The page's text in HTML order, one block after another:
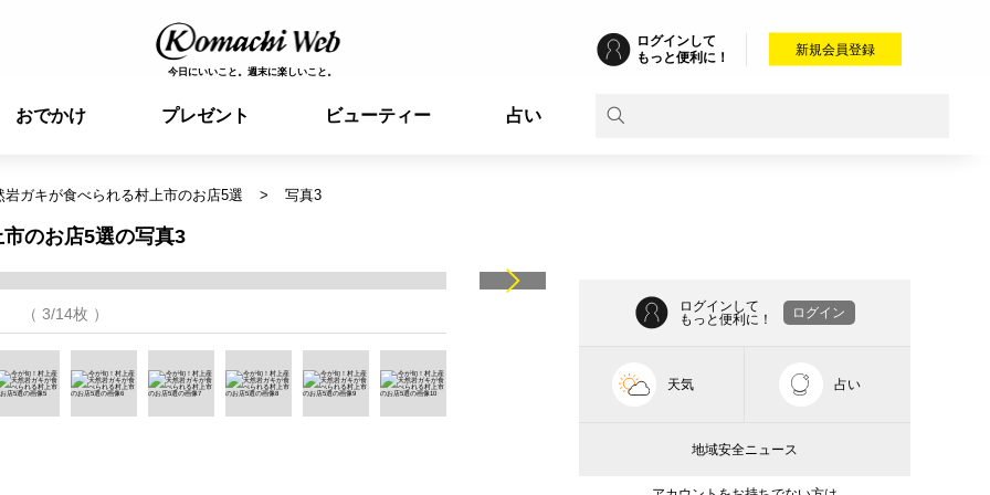
今日にいいこと。週末に楽しいこと。
ログインして
もっと便利に！
新規会員登録
おでかけ プレゼント ビューティー 占い
ガキが食べられる村上市のお店5選 写真3
のお店5選の写真3
（ 3/14枚 ）
ログインして
もっと便利に！
ログイン
天気 占い
地域安全ニュース